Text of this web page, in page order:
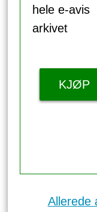
hele e-avis
arkivet
KJØP
Allerede